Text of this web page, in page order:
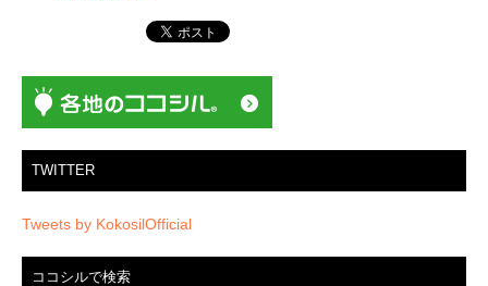
ョ
ン
TWITTER
Tweets by KokosilOfficial
ココシルで検索